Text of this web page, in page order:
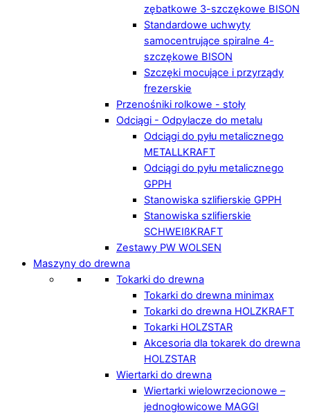
zębatkowe 3-szczękowe BISON
Standardowe uchwyty
samocentrujące spiralne 4-
szczękowe BISON
Szczęki mocujące i przyrządy
frezerskie
Przenośniki rolkowe - stoły
Odciągi - Odpylacze do metalu
Odciągi do pyłu metalicznego
METALLKRAFT
Odciągi do pyłu metalicznego
GPPH
Stanowiska szlifierskie GPPH
Stanowiska szlifierskie
SCHWEIßKRAFT
Zestawy PW WOLSEN
Maszyny do drewna
Tokarki do drewna
Tokarki do drewna minimax
Tokarki do drewna HOLZKRAFT
Tokarki HOLZSTAR
Akcesoria dla tokarek do drewna
HOLZSTAR
Wiertarki do drewna
Wiertarki wielowrzecionowe –
jednogłowicowe MAGGI